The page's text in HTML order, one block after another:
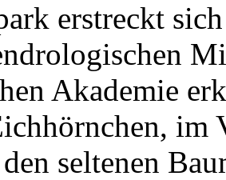
erstreckt
Akademie
im
seltenen